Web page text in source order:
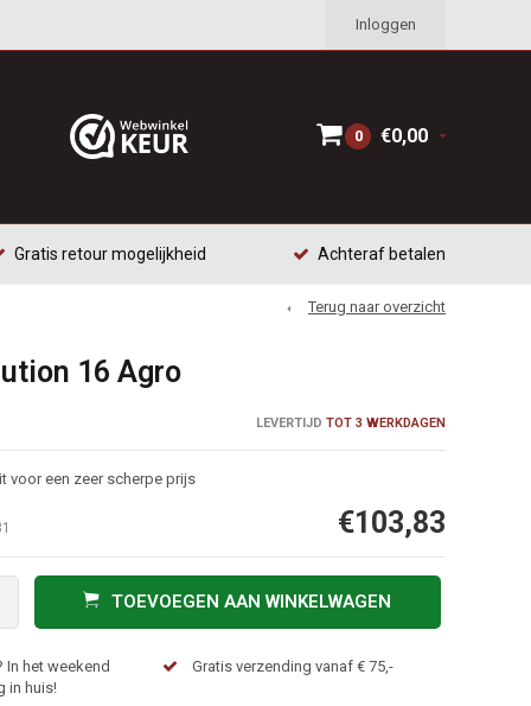
Inloggen
0 €0,00
Gratis retour mogelijkheid Achteraf betalen
Terug naar overzicht
16 Agro
LEVERTIJD TOT 3 WERKDAGEN
voor een zeer scherpe prijs
€103,83
TOEVOEGEN AAN WINKELWAGEN
In het weekend
in huis!
Gratis verzending vanaf € 75,-